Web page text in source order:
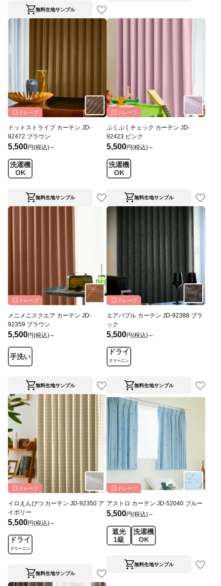
無料生地サンプル
ドレープ
ドットストライプ カーテン JD-
92472 ブラウン
5,500円(税込)～
洗濯機
OK
無料生地サンプル
ドレープ
ぷくぷくチェック カーテン JD-
92423 ピンク
5,500円(税込)～
洗濯機
OK
無料生地サンプル
ドレープ
メニメニスクエア カーテン JD-
92359 ブラウン
5,500円(税込)～
手洗い
無料生地サンプル
ドレープ
エアバブル カーテン JD-92388 ブラ
ック
5,500円(税込)～
ドライ
クリーニン
無料生地サンプル
ドレープ
イロえんぴつ カーテン JD-92350 ア
イボリー
5,500円(税込)～
ドライ
クリーニン
無料生地サンプル
ドレープ
アストロ カーテン JD-52040 ブルー
5,500円(税込)～
遮光
1級
洗濯機
OK
無料生地サンプル